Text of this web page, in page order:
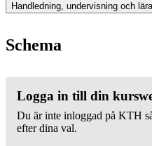
Handledning, undervisning och
Schema
Logga in till din
Du är inte inloggad på KTH
efter dina val.